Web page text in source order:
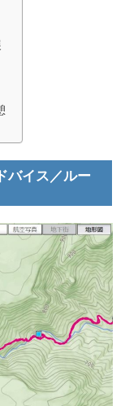
バイス／ルー